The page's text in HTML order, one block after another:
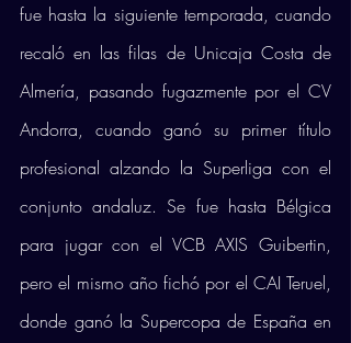
fue hasta la siguiente temporada, cuando
recaló en las filas de Unicaja Costa de
Almería, pasando fugazmente por el CV
Andorra, cuando ganó su primer título
profesional alzando la Superliga con el
conjunto andaluz. Se fue hasta Bélgica
para jugar con el VCB AXIS Guibertin,
pero el mismo año fichó por el CAI Teruel,
donde ganó la Supercopa de España en